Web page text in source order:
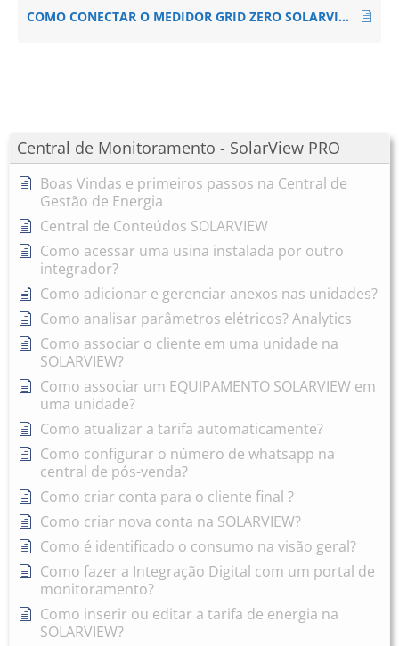
Central de Monitoramento - SolarView PRO
Boas Vindas e primeiros passos na Central de
Gestão de Energia
Central de Conteúdos SOLARVIEW
Como acessar uma usina instalada por outro
integrador?
Como adicionar e gerenciar anexos nas unidades?
Como analisar parâmetros elétricos? Analytics
Como associar o cliente em uma unidade na
SOLARVIEW?
Como associar um EQUIPAMENTO SOLARVIEW em
uma unidade?
Como atualizar a tarifa automaticamente?
Como configurar o número de whatsapp na
central de pós-venda?
Como criar conta para o cliente final ?
Como criar nova conta na SOLARVIEW?
Como é identificado o consumo na visão geral?
Como fazer a Integração Digital com um portal de
monitoramento?
Como inserir ou editar a tarifa de energia na
SOLARVIEW?
COMO CONECTAR O MEDIDOR GRID ZERO SOLARVIEW NO INVERSOR SOLIS – TRIFASICO (Solis S6-GC3P23K03-LV-ND / S6-GC3P25K04-LV-ND / S6-GC3P30K04-LV-ND / S6-GC3P36K04-LV-ND / S6-GC3P37.5K04-LV-ND / S6-GC3P37.5K04-NV-ND / 6-GC3P40K04-NV-ND / S6-GC3P50K04-HV-ND / S6-GC3P50K04-NV-ND / S6-GC3P60K05-HV-ND / S6-GC3P60K05-NV-ND)?